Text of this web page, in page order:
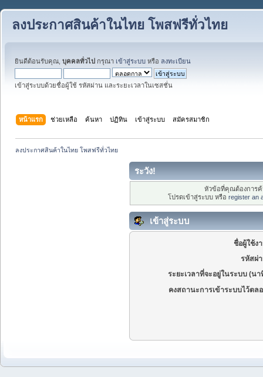
ลงประกาศสินค้าในไทย โพสฟรีทั่วไทย
ยินดีต้อนรับคุณ, บุคคลทั่วไป กรุณา เข้าสู่ระบบ หรือ ลงทะเบียน
เข้าสู่ระบบด้วยชื่อผู้ใช้ รหัสผ่าน และระยะเวลาในเซสชั่น
หน้าแรก ช่วยเหลือ ค้นหา ปฏิทิน เข้าสู่ระบบ สมัครสมาชิก
ลงประกาศสินค้าในไทย โพสฟรีทั่วไทย
ระวัง!
หัวข้อที่คุณต้องการ
โปรดเข้าสู่ระบบ หรือ register an
เข้าสู่ระบบ
ชื่อผู้ใช้ง
รหัสผ่
ระยะเวลาที่จะอยู่ในระบบ (นา
คงสถานะการเข้าระบบไว้ตล